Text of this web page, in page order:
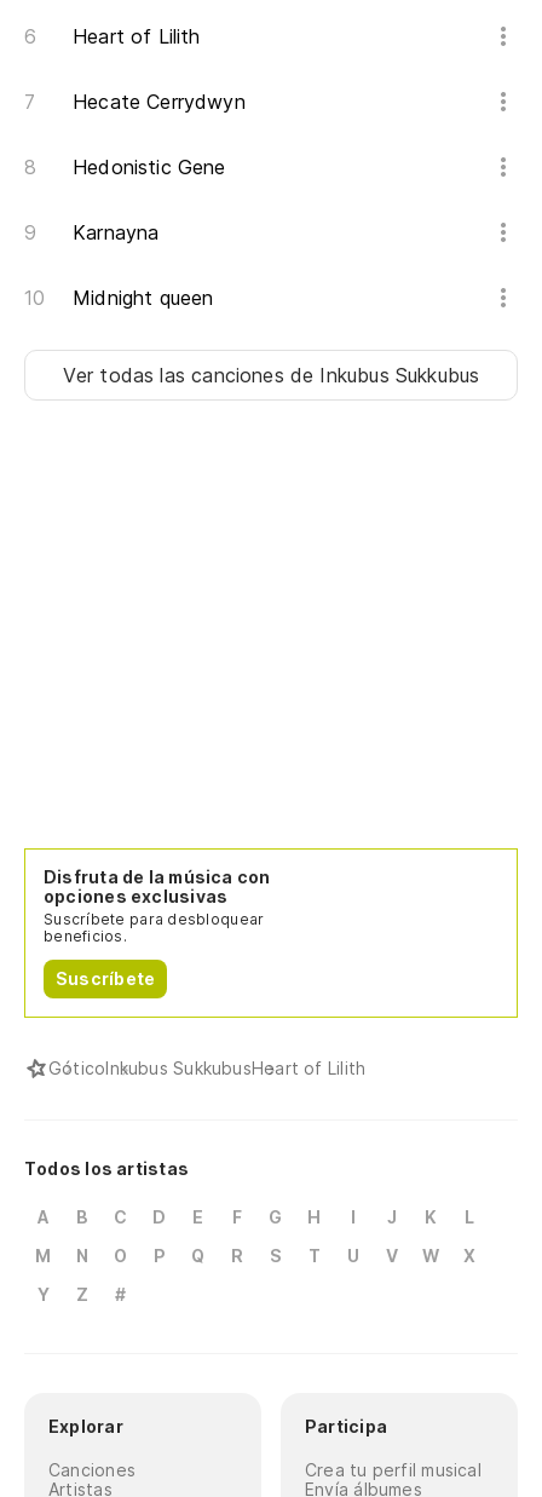
Heart of Lilith
Hecate Cerrydwyn
Hedonistic Gene
Karnayna
Midnight queen
Ver todas las canciones de Inkubus Sukkubus
Disfruta de la música con
opciones exclusivas
Suscríbete para desbloquear
beneficios.
Suscríbete
GóticoInkubus SukkubusHeart of Lilith
Todos los artistas
A B C D E F G H I J K
L
M
N O P Q R S T U V W
X
Y
Z #
Explorar
Canciones
Artistas
Participa
Crea tu perfil musical
Envía álbumes